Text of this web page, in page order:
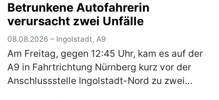
Betrunkene Autofahrerin
verursacht zwei Unfälle
08.08.2026 – Ingolstadt, A9
Am Freitag, gegen 12:45 Uhr, kam es auf der
A9 in Fahrtrichtung Nürnberg kurz vor der
Anschlussstelle Ingolstadt-Nord zu zwei